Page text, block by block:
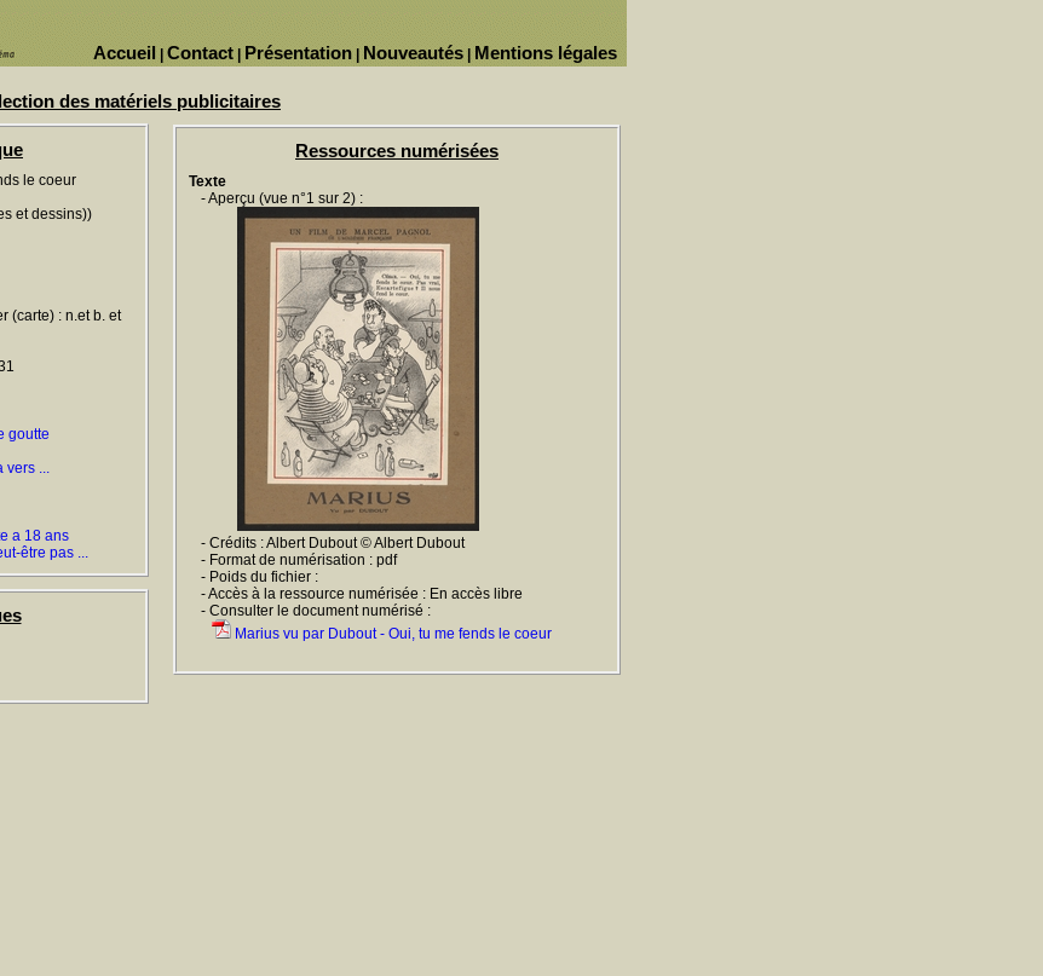
Mentions légales
Nouveautés
Présentation
Contact
Accueil
des matériels publicitaires
le coeur
et dessins))
(carte) : n.et b. et
goutte
vers ...
a 18 ans
être pas ...
Ressources numérisées
Texte
- Aperçu (vue n°1 sur 2) :
- Crédits : Albert Dubout © Albert Dubout
- Format de numérisation : pdf
- Poids du fichier :
- Accès à la ressource numérisée : En accès libre
- Consulter le document numérisé :
Marius vu par Dubout - Oui, tu me fends le coeur